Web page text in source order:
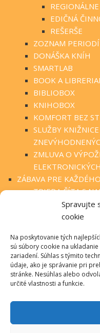
Spravujte
cookie
Na poskytovanie tých
sú súbory cookie na
zariadení. Súhlas s týmito
údaje, ako je správanie pri
stránke. Nesúhlas alebo
určité vlastnosti a funkcie.
EDIČNÁ
REŠERŠE
ZOZNAM
DONÁŠKA KNÍH
SMARTLAB
BOOK A
BIBLIOBOX
KNIHOBOX
KOMFORT BEZ
SLUŽBY
ZMLUVA O
ZÁBAVA PRE KAŽDÉHO
TRIEDA ČÍTA S
KLUBOVÁ
STÁLA PONUKA
OBECNÉ KNIŽNICE
MANIFEST O
TLAČIVÁ PRE
INFOLIB
PRÍRODA NEPOZNÁ
AKTUALITY